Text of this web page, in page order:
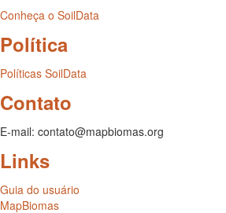
Conheça o SoilData
Política
Políticas SoilData
Contato
E-mail: contato@mapbiomas.org
Links
Guia do usuário
MapBiomas